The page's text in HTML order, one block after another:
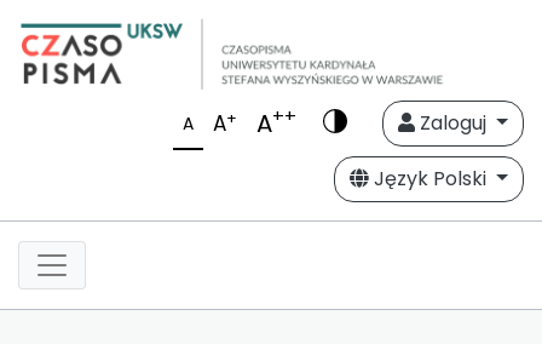
A A+ A++
Zaloguj
Język Polski